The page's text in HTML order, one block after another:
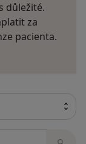
důležité.
za
pacienta.